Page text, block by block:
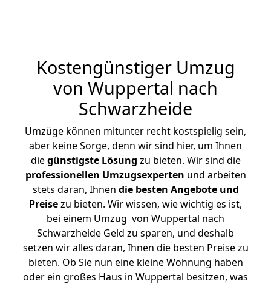
Kostengünstiger Umzug
von Wuppertal nach
Schwarzheide
Umzüge können mitunter recht kostspielig sein,
aber keine Sorge, denn wir sind hier, um Ihnen
diegünstigste Lösung zu bieten. Wir sind die
professionellen Umzugsexperten und arbeiten
stets daran, Ihnen die besten Angebote und
Preisezu bieten. Wir wissen, wie wichtig es ist,
bei einem Umzug von Wuppertal nach
Schwarzheide Geld zu sparen, und deshalb
setzen wir alles daran, Ihnen die besten Preise zu
bieten. Ob Sie nun eine kleine Wohnung haben
oder ein großes Haus in Wuppertal besitzen, was